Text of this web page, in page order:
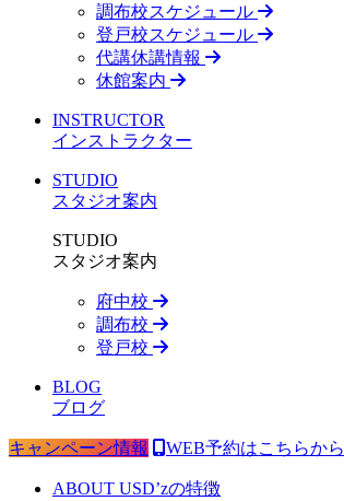
調布校スケジュール
登戸校スケジュール
代講休講情報
休館案内
INSTRUCTOR
インストラクター
STUDIO
スタジオ案内
STUDIO
スタジオ案内
府中校
調布校
登戸校
BLOG
ブログ
キャンペーン情報 WEB予約はこちらから
ABOUT USD’zの特徴